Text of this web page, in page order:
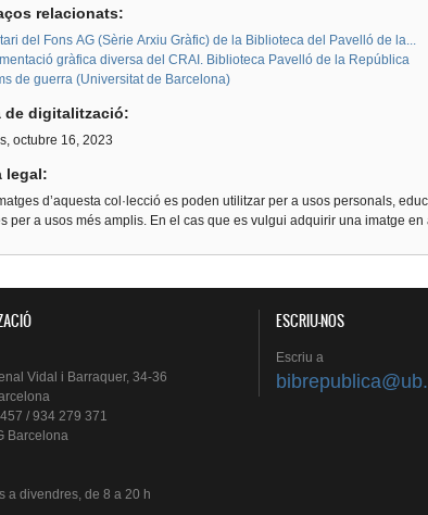
relacionats:
del Fons AG (Sèrie Arxiu Gràfic) de la Biblioteca del Pavelló de la...
gràfica diversa del CRAI. Biblioteca Pavelló de la República
de guerra (Universitat de Barcelona)
de digitalització:
octubre 16, 2023
legal:
d’aquesta col·lecció es poden utilitzar per a usos personals,
per a usos més amplis. En el cas que es vulgui adquirir una imatge
Vidal i Barraquer, 34-36
/ 934 279 371
Barcelona
a divendres, de 8 a 20 h
ESCRIU-NOS
Escriu a